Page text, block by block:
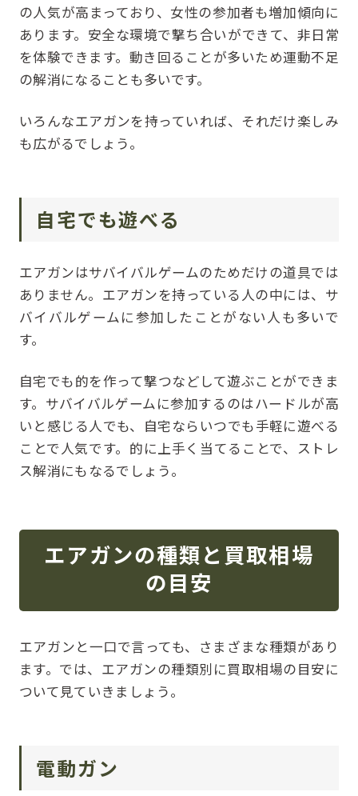
の人気が高まっており、女性の参加者も増加傾向に
あります。安全な環境で撃ち合いができて、非日常
を体験できます。動き回ることが多いため運動不足
の解消になることも多いです。
いろんなエアガンを持っていれば、それだけ楽しみ
も広がるでしょう。
自宅でも遊べる
エアガンはサバイバルゲームのためだけの道具では
ありません。エアガンを持っている人の中には、サ
バイバルゲームに参加したことがない人も多いで
す。
自宅でも的を作って撃つなどして遊ぶことができま
す。サバイバルゲームに参加するのはハードルが高
いと感じる人でも、自宅ならいつでも手軽に遊べる
ことで人気です。的に上手く当てることで、ストレ
ス解消にもなるでしょう。
エアガンの種類と買取相場
の目安
エアガンと一口で言っても、さまざまな種類があり
ます。では、エアガンの種類別に買取相場の目安に
ついて見ていきましょう。
電動ガン